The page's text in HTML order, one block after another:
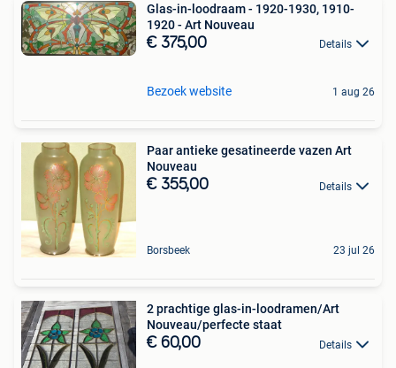
Glas-in-loodraam - 1920-1930, 1910-
1920 - Art Nouveau
€ 375,00 Details
Bezoek website 1 aug 26
Paar antieke gesatineerde vazen Art
Nouveau
€ 355,00 Details
Borsbeek 23 jul 26
2 prachtige glas-in-loodramen/Art
Nouveau/perfecte staat
€ 60,00 Details